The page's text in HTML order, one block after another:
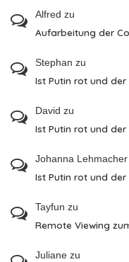
Alfred zu
Aufarbeitung der
Stephan zu
Ist Putin rot und der
David zu
Ist Putin rot und der
Johanna Lehmacher
Ist Putin rot und der
Tayfun zu
Remote Viewing
Juliane zu